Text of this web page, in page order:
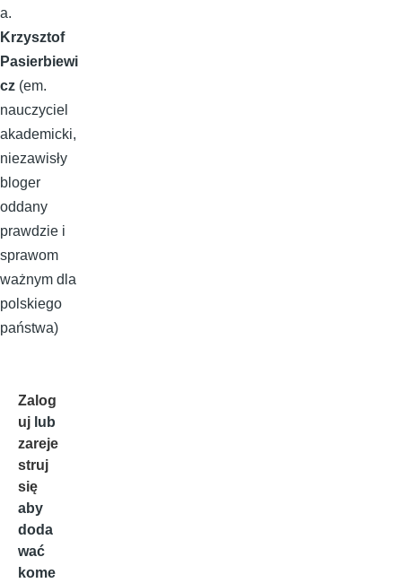
a.
Krzysztof
Pasierbiewi
cz (em.
nauczyciel
akademicki,
niezawisły
bloger
oddany
prawdzie i
sprawom
ważnym dla
polskiego
państwa)
Zalog
uj lub
zareje
struj
się
aby
doda
wać
kome